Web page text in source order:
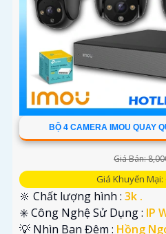
BỘ 4 CAMERA IMOU QUAY
Giá Bán:
Giá Khuyến Mại:
🔆 Chất lượng hình : 3k .
✳️ Công Nghệ Sử Dụng : IP
💡 Nhìn Ban Đêm : Hồng